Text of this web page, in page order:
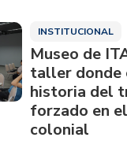
INSTITUCIONAL
Museo de
taller donde
historia del
forzado en
colonial